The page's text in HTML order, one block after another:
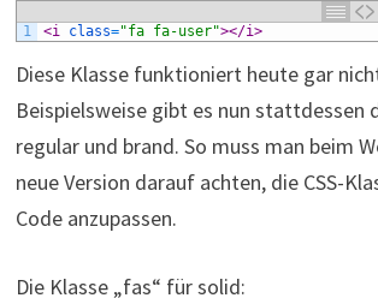
1
<i class="fa fa-user"></i>
Diese Klasse funktioniert heute gar
Beispielsweise gibt es nun stattdessen
regular und brand. So muss man beim
neue Version darauf achten, die CSS-
Code anzupassen.
Die Klasse „fas“ für solid: